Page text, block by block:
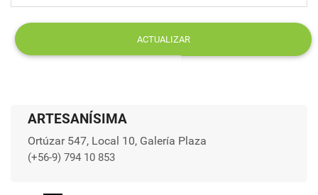
ACTUALIZAR
ARTESANÍSIMA
Ortúzar 547, Local 10, Galería Plaza
(+56-9) 794 10 853